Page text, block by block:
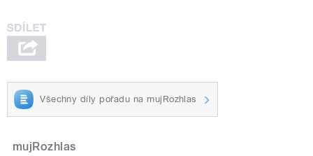
Všechny díly pořadu na mujRozhlas
mujRozhlas